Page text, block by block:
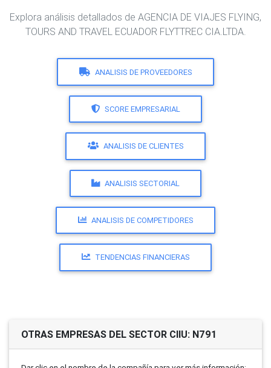
Explora análisis detallados de AGENCIA DE VIAJES FLYING,
TOURS AND TRAVEL ECUADOR FLYTTREC CIA.LTDA.
ANALISIS DE PROVEEDORES
SCORE EMPRESARIAL
ANALISIS DE CLIENTES
ANALISIS SECTORIAL
ANALISIS DE COMPETIDORES
TENDENCIAS FINANCIERAS
OTRAS EMPRESAS DEL SECTOR CIIU: N791